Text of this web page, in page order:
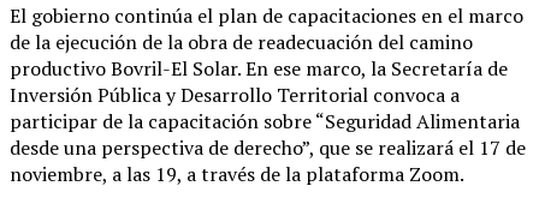
El gobierno continúa el plan de capacitaciones en el marco
de la ejecución de la obra de readecuación del camino
productivo Bovril-El Solar. En ese marco, la Secretaría de
Inversión Pública y Desarrollo Territorial convoca a
participar de la capacitación sobre “Seguridad Alimentaria
desde una perspectiva de derecho”, que se realizará el 17 de
noviembre, a las 19, a través de la plataforma Zoom.